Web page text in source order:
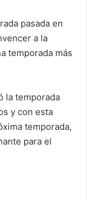
pasada en
a la
temporada más
la temporada
y con esta
temporada,
para el